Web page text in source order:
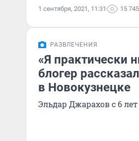
1 сентября, 2021, 11:31 15 745
РАЗВЛЕЧЕНИЯ
«Я практически
блогер
в Новокузнецке
Эльдар Джарахов с 6